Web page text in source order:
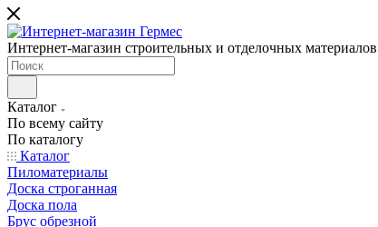
Интернет-магазин строительных и отделочных материалов
Каталог
По всему сайту
По каталогу
Каталог
Пиломатериалы
Доска строганная
Доска пола
Брус обрезной